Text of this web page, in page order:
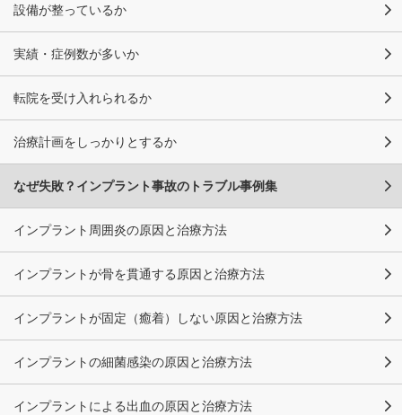
設備が整っているか
実績・症例数が多いか
転院を受け入れられるか
治療計画をしっかりとするか
なぜ失敗？インプラント事故のトラブル事例集
インプラント周囲炎の原因と治療方法
インプラントが骨を貫通する原因と治療方法
インプラントが固定（癒着）しない原因と治療方法
インプラントの細菌感染の原因と治療方法
インプラントによる出血の原因と治療方法